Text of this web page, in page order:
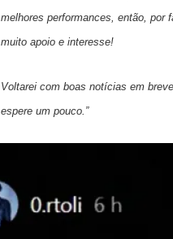
melhores performances, então, por
muito apoio e interesse!
Voltarei com boas notícias em
espere um pouco.”